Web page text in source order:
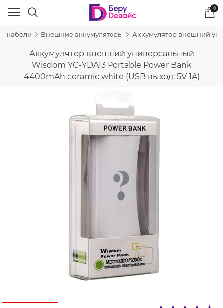
0
кабели Внешние аккумуляторы Аккумулятор внешний
Аккумулятор внешний универсальный
Wisdom YC-YDA13 Portable Power Bank
4400mAh ceramic white (USB выход: 5V 1A)